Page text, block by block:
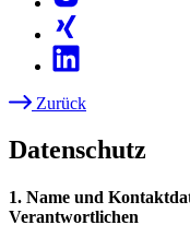
Zurück
Datenschutz
1. Name und
Verantwortlichen